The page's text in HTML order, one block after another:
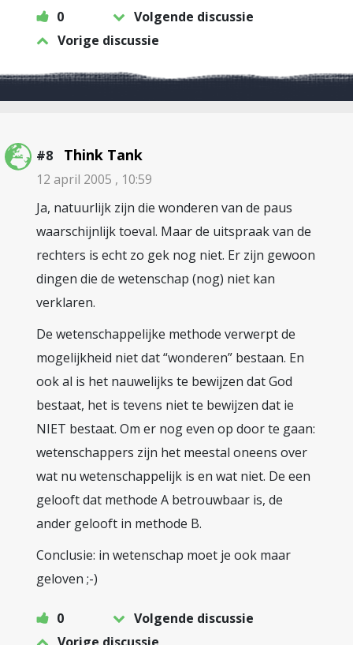
0
Volgende discussie
Vorige discussie
#8 Think Tank
12 april 2005 , 10:59
Ja, natuurlijk zijn die wonderen van de paus
waarschijnlijk toeval. Maar de uitspraak van de
rechters is echt zo gek nog niet. Er zijn gewoon
dingen die de wetenschap (nog) niet kan
verklaren.
De wetenschappelijke methode verwerpt de
mogelijkheid niet dat “wonderen” bestaan. En
ook al is het nauwelijks te bewijzen dat God
bestaat, het is tevens niet te bewijzen dat ie
NIET bestaat. Om er nog even op door te gaan:
wetenschappers zijn het meestal oneens over
wat nu wetenschappelijk is en wat niet. De een
gelooft dat methode A betrouwbaar is, de
ander gelooft in methode B.
Conclusie: in wetenschap moet je ook maar
geloven ;-)
0
Volgende discussie